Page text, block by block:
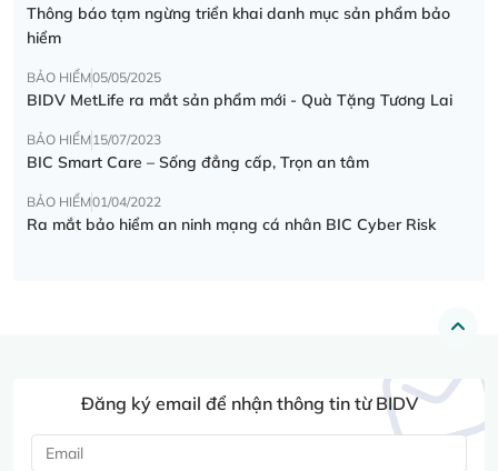
Thông báo tạm ngừng triển khai danh mục sản phẩm bảo
hiểm
BẢO HIỂM05/05/2025
BIDV MetLife ra mắt sản phẩm mới - Quà Tặng Tương Lai
BẢO HIỂM15/07/2023
BIC Smart Care – Sống đẳng cấp, Trọn an tâm
BẢO HIỂM01/04/2022
Ra mắt bảo hiểm an ninh mạng cá nhân BIC Cyber Risk
Đăng ký email để nhận thông tin từ BIDV